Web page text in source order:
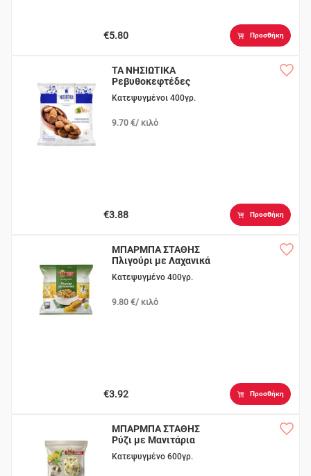
€5.80 Προσθήκη
ΤΑ ΝΗΣΙΩΤΙΚΑ
Ρεβυθοκεφτέδες
Σίφνου
Κατεψυγμένοι 400γρ.
9.70 €/ κιλό
€3.88 Προσθήκη
ΜΠΑΡΜΠΑ ΣΤΑΘΗΣ
Πλιγούρι με Λαχανικά
Κατεψυγμένο 400γρ.
9.80 €/ κιλό
€3.92 Προσθήκη
ΜΠΑΡΜΠΑ ΣΤΑΘΗΣ
Ρύζι με Μανιτάρια
Κατεψυγμένο 600γρ.